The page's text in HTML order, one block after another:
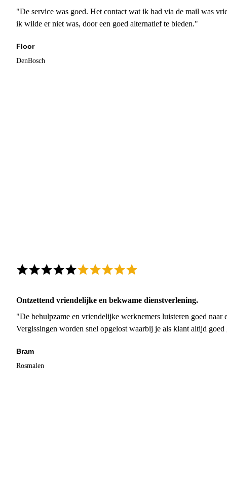
"De service was goed. Het contact wat ik had via de mail was
ik wilde er niet was, door een goed alternatief te bieden."
Floor
DenBosch
Ontzettend vriendelijke en bekwame dienstverlening.
"De behulpzame en vriendelijke werknemers luisteren goed naar
Vergissingen worden snel opgelost waarbij je als klant altijd
Bram
Rosmalen